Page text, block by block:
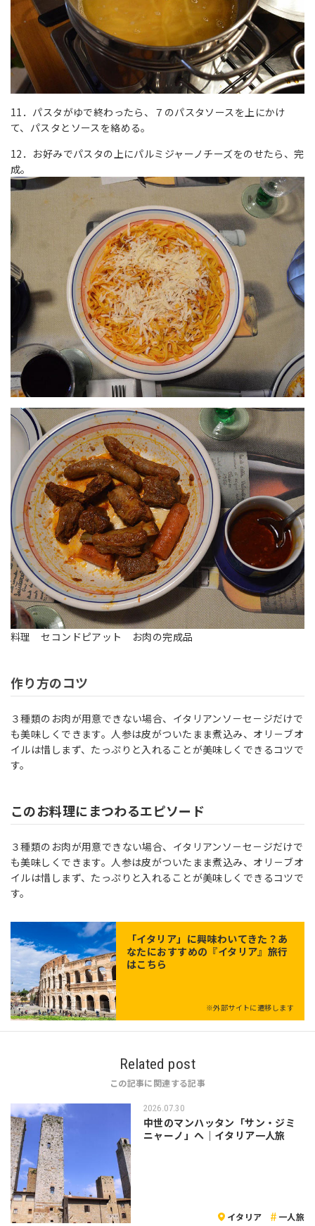
11．パスタがゆで終わったら、７のパスタソースを上にかけ
て、パスタとソースを絡める。
12．お好みでパスタの上にパルミジャーノチーズをのせたら、完
成。
料理 セコンドピアット お肉の完成品
作り方のコツ
３種類のお肉が用意できない場合、イタリアンソ－セ－ジだけで
も美味しくできます。人参は皮がついたまま煮込み、オリ－ブオ
イルは惜しまず、たっぷりと入れることが美味しくできるコツで
す。
このお料理にまつわるエピソード
３種類のお肉が用意できない場合、イタリアンソ－セ－ジだけで
も美味しくできます。人参は皮がついたまま煮込み、オリ－ブオ
イルは惜しまず、たっぷりと入れることが美味しくできるコツで
す。
「イタリア」に興味わいてきた？あ
なたにおすすめの『イタリア』旅行
はこちら
※外部サイトに遷移します
Related post
この記事に関連する記事
2026.07.30
中世のマンハッタン「サン・ジミ
ニャーノ」へ｜イタリア一人旅
イタリア 一人旅